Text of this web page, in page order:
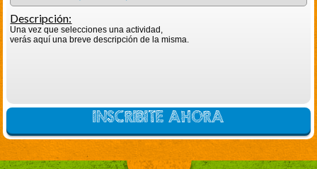
Descripción:
Una vez que selecciones una actividad,
verás aquí una breve descripción de la misma.
INSCRIBITE AHORA